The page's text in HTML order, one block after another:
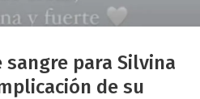
sangre para Silvina
de su